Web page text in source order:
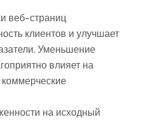
веб-страниц
клиентов и улучшает
Уменьшение
влияет на
коммерческие
на исходный